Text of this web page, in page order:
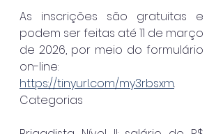
As inscrições são gratuitas e
podem ser feitas até 11 de março
de 2026, por meio do formulário
https://tinyurl.com/my3rbsxm.
Categorias